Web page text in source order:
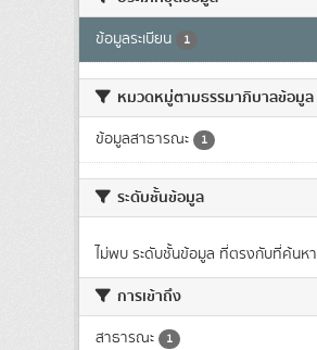
ข้อมูลระเบียน 1
หมวดหมู่ตามธรรมาภิบาลข้อมูล
ข้อมูลสาธารณะ 1
ระดับชั้นข้อมูล
ไม่พบ ระดับชั้นข้อมูล ที่ตรงกับที่ค้นหา
การเข้าถึง
สาธารณะ 1